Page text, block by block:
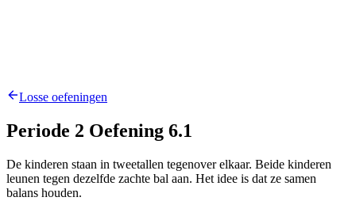
Losse oefeningen
Periode 2 Oefening 6.1
De kinderen staan in tweetallen tegenover elkaar. Beide kinderen
leunen tegen dezelfde zachte bal aan. Het idee is dat ze samen
balans houden.